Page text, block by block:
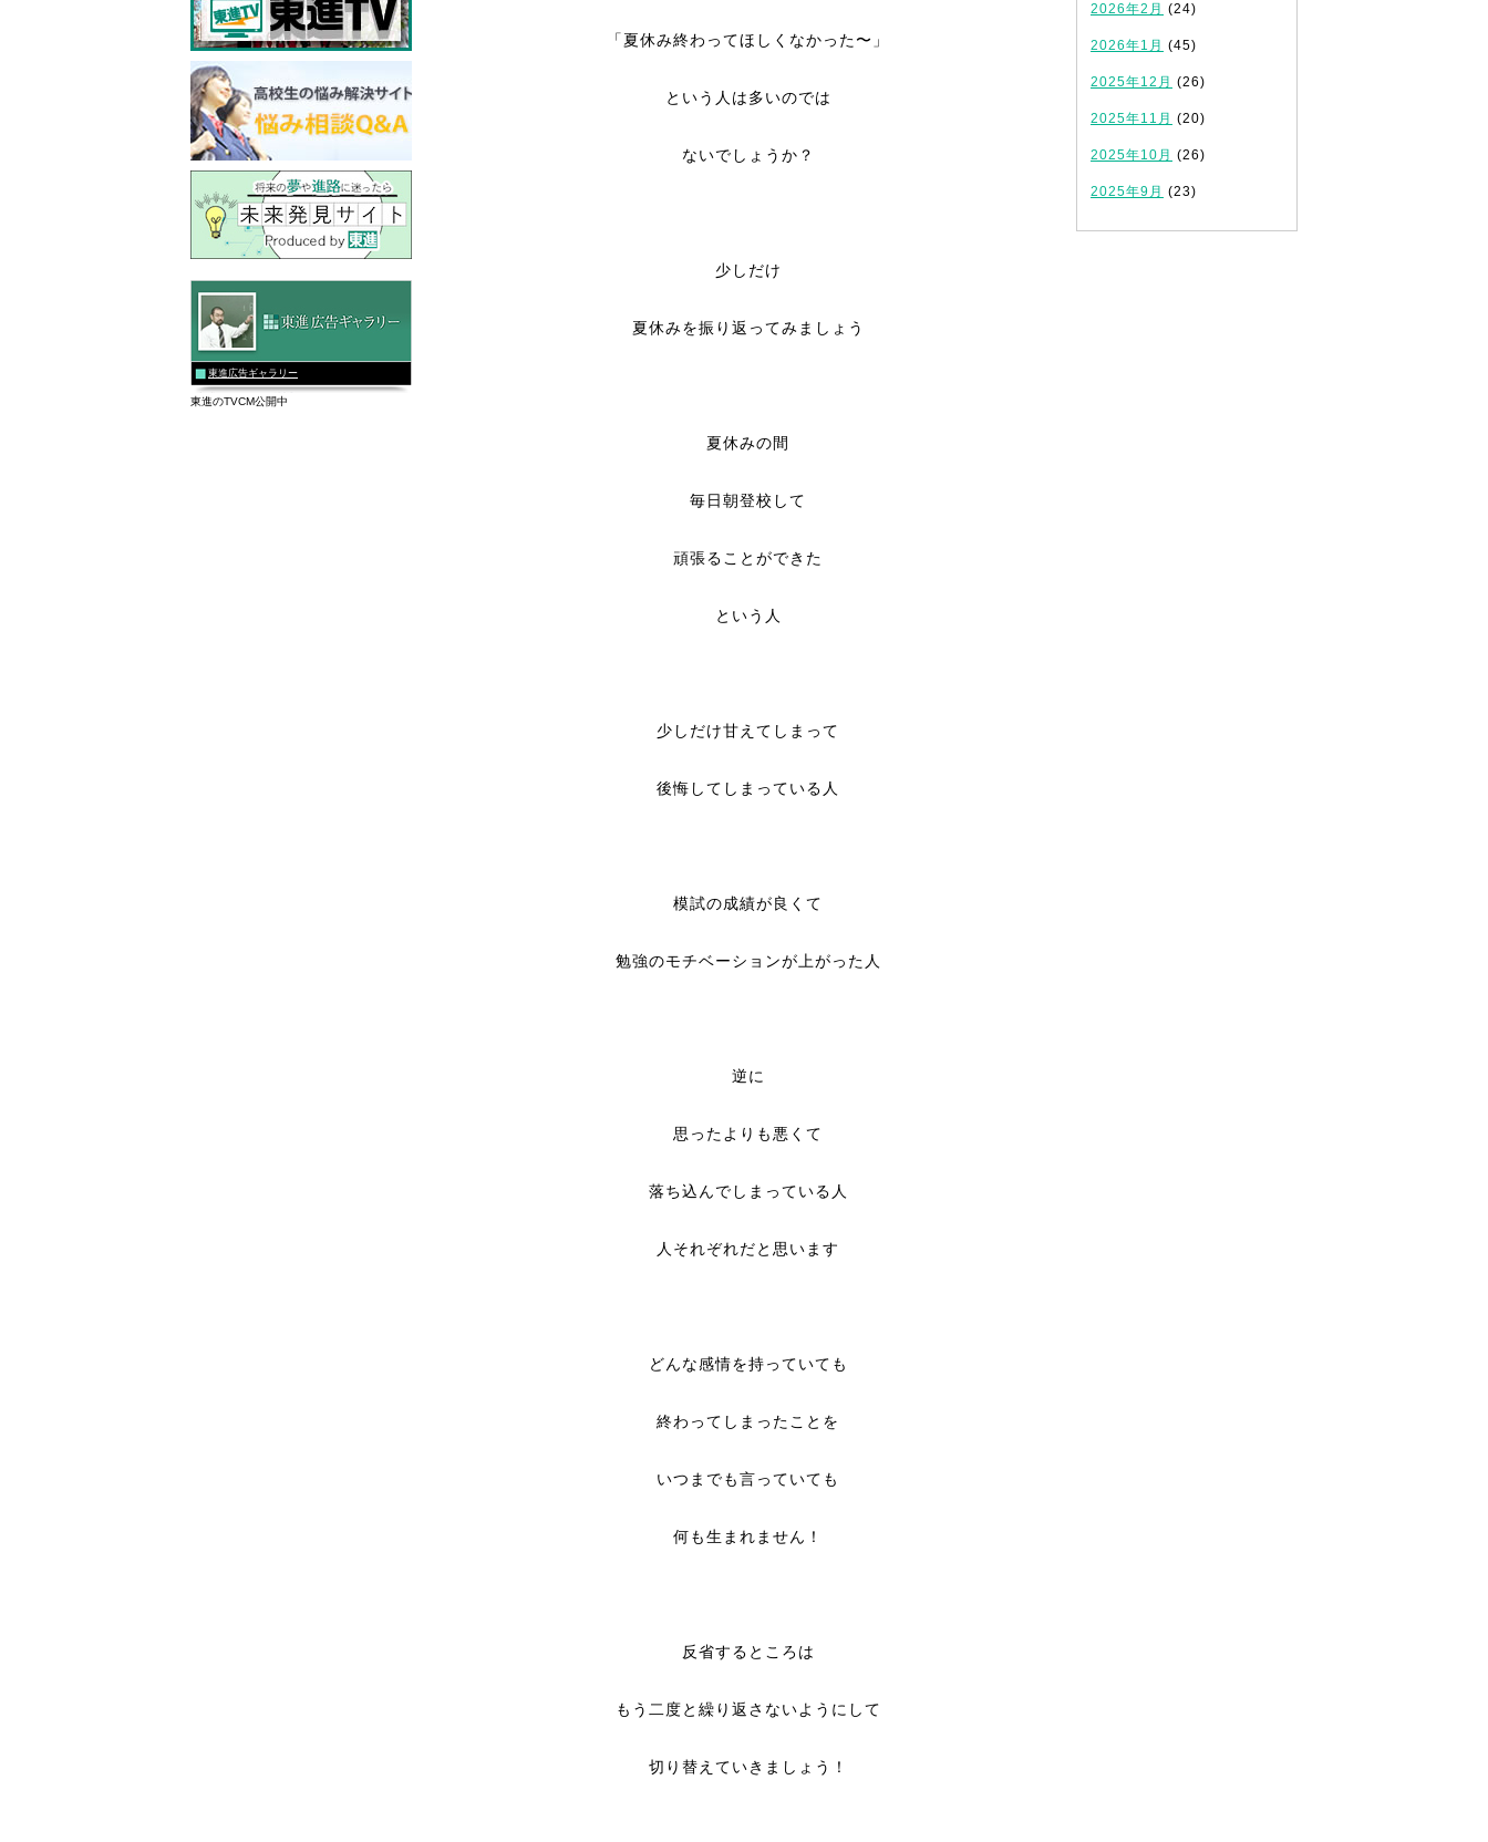
「夏休み終わってほしくなかった〜」
という人は多いのでは
ないでしょうか？
少しだけ
夏休みを振り返ってみましょう
夏休みの間
毎日朝登校して
頑張ることができた
という人
少しだけ甘えてしまって
後悔してしまっている人
模試の成績が良くて
勉強のモチベーションが上がった人
逆に
思ったよりも悪くて
落ち込んでしまっている人
人それぞれだと思います
どんな感情を持っていても
終わってしまったことを
いつまでも言っていても
何も生まれません！
反省するところは
もう二度と繰り返さないようにして
切り替えていきましょう！
2026年2月 (24)
2026年1月 (45)
2025年12月 (26)
2025年11月 (20)
2025年10月 (26)
2025年9月 (23)
東進広告ギャラリー
東進のTVCM公開中